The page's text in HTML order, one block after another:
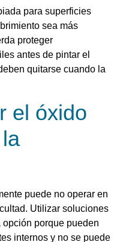
para superficies
sea más
proteger
antes de pintar el
quitarse cuando la
el óxido
puede no operar en
Utilizar soluciones
porque pueden
internos y no se puede